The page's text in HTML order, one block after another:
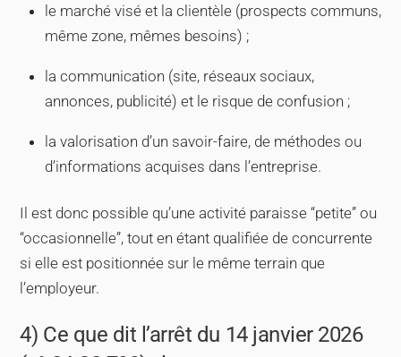
le marché visé et la clientèle (prospects communs,
même zone, mêmes besoins) ;
la communication (site, réseaux sociaux,
annonces, publicité) et le risque de confusion ;
la valorisation d’un savoir-faire, de méthodes ou
d’informations acquises dans l’entreprise.
Il est donc possible qu’une activité paraisse “petite” ou
“occasionnelle”, tout en étant qualifiée de concurrente
si elle est positionnée sur le même terrain que
l’employeur.
4) Ce que dit l’arrêt du 14 janvier 2026